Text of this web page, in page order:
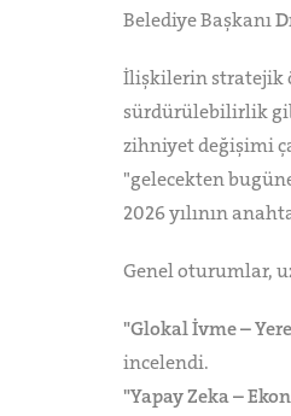
Belediye Başkanı
İlişkilerin stratejik
sürdürülebilirlik
zihniyet değişimi
"gelecekten
2026 yılının
Genel oturumlar,
"Glokal İvme –
incelendi.
"Yapay Zeka –